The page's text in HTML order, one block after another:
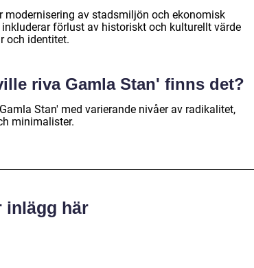
modernisering av stadsmiljön och ekonomisk
förlust av historiskt och kulturellt värde
och identitet.
riva Gamla Stan' finns det?
Stan' med varierande nivåer av radikalitet,
minimalister.
inlägg här